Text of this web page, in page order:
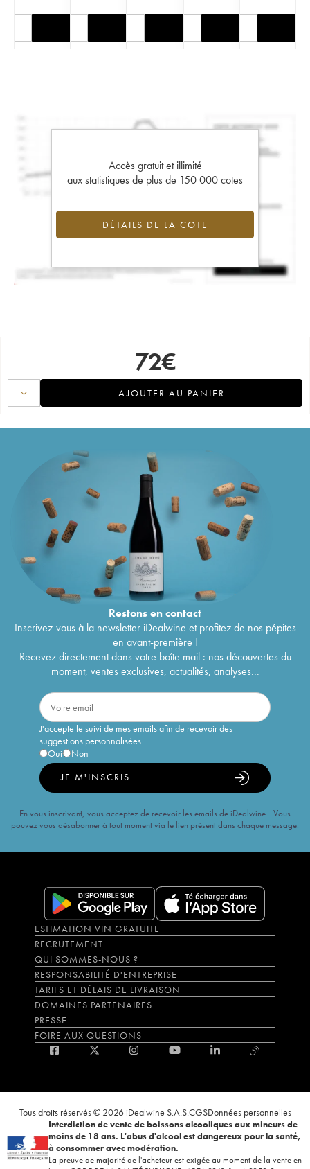
Accès gratuit et illimité
aux statistiques de plus de 150 000 cotes
DÉTAILS DE LA COTE
72€
AJOUTER AU PANIER
Restons encontact
Inscrivez-vous à la newsletter iDealwine et profitez de nos pépites
en avant-première !
Recevez directement dans votre boîte mail : nos découvertes du
moment, ventes exclusives, actualités, analyses...
J'accepte le suivi de mes emails afin de recevoir des
suggestions personnalisées
Oui
Non
JE M'INSCRIS
En vous inscrivant, vous acceptez de recevoir les emails de iDealwine. Vous
pouvez vous désabonner à tout moment via le lien présent dans chaque message.
ESTIMATION VIN GRATUITE
RECRUTEMENT
QUI SOMMES-NOUS ?
RESPONSABILITÉ D'ENTREPRISE
TARIFS ET DÉLAIS DE LIVRAISON
DOMAINES PARTENAIRES
PRESSE
FOIRE AUX QUESTIONS
Tous droits réservés © 2026 iDealwine S.A.S.CGSDonnées personnelles
Interdiction de vente de boissons alcooliques aux mineurs de
moins de 18 ans. L'abus d'alcool est dangereux pour la santé,
à consommer avec modération.
La preuve de majorité de l'acheteur est exigée au moment de la vente en